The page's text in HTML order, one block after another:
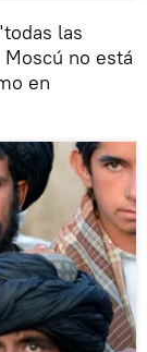
las
no está
en